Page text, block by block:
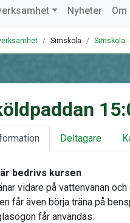
Nyheter
Simskola Simskola -
Deltagare
bedrivs kursen
vidare på vattenvanan
får även börja träna på
får användas.